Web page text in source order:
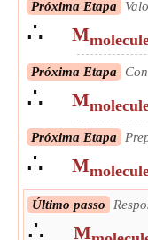
Próxima Etapa
∴ M
Próxima Etapa
∴ M
Próxima Etapa
∴ M
Próxima Etapa
∴ M
Último passo
∴ M